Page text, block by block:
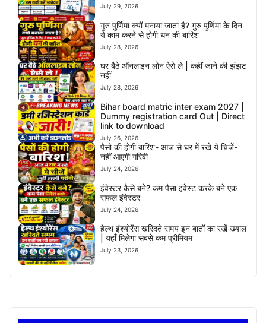
July 29, 2026
गुरु पुर्णिमा क्यों मनाया जाता है? गुरु पुर्णिमा के दिन
ये काम करने से होगी धन की बारिश
July 28, 2026
घर बैठे ऑनलाइन लोन ऐसे ले | कहीं जाने की झंझट
नहीं
July 28, 2026
Bihar board matric inter exam 2027 |
Dummy registration card Out | Direct
link to download
July 26, 2026
पैसो की होगी बारिश- आज से घर में रखे ये चिजें-
नहीं आएगी गरिबी
July 24, 2026
इंवेस्टर कैसे बने? कम पैसा इंवेस्ट करके बने एक
सफल इंवेस्टर
July 24, 2026
हेल्थ इंश्योरेंस खरिदते समय इन बातों का रखें ख्याल
| यहाँ मिलेगा सबसे कम प्रीमियम
July 23, 2026